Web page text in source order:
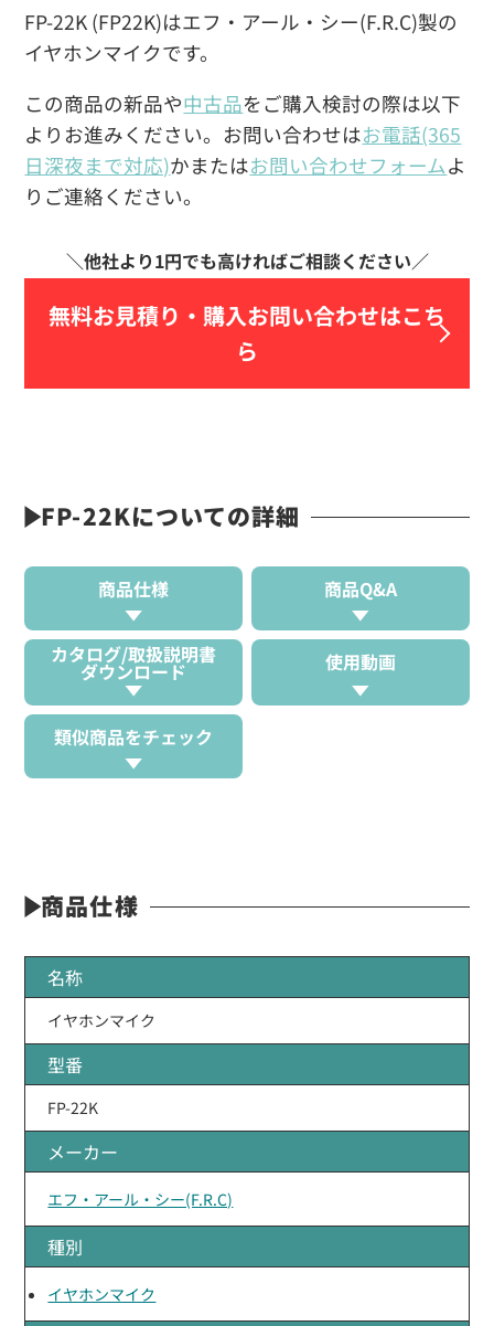
FP-22K (FP22K)はエフ・アール・シー(F.R.C)製の
イヤホンマイクです。
この商品の新品や中古品をご購入検討の際は以下
よりお進みください。お問い合わせはお電話(365
日深夜まで対応)かまたはお問い合わせフォームよ
りご連絡ください。
無料お見積り・ 購入お問い合わせはこち
ら
FP-22Kについての詳細
商品仕様 商品Q&A
カタログ/取扱説明書
ダウンロード 使用動画
類似商品をチェック
商品仕様
名称
イヤホンマイク
型番
FP-22K
メーカー
エフ・アール・シー(F.R.C)
種別
イヤホンマイク